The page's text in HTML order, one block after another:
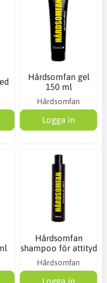
Hårdsomfan gel
150 ml
Hårdsomfan
Logga in
Hårdsomfan
shampoo för attityd
Hårdsomfan